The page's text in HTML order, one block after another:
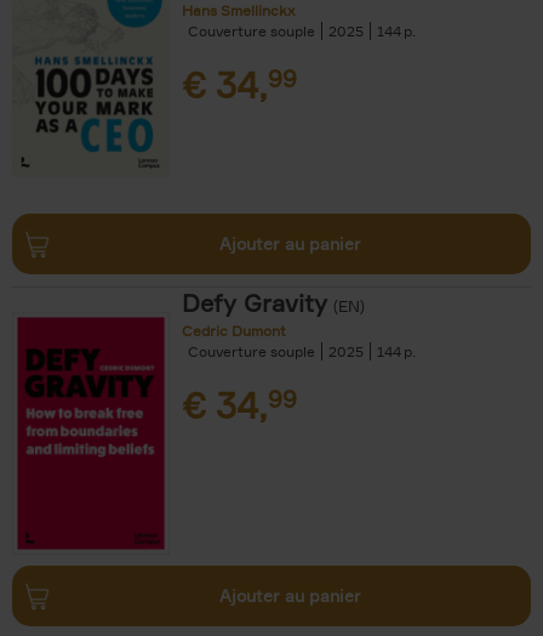
Hans Smellinckx
Couverture souple
2025 144
€ 34,99
Ajouter au panier
Defy Gravity (EN)
Cedric Dumont
Couverture souple
2025 144
€ 34,99
Ajouter au panier